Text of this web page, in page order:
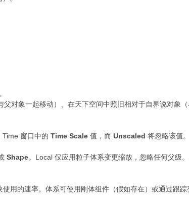
对象一起移动）、在天下空间中照旧相对于自界说对象
Time 窗口中的 Time Scale 值，而 Unscaled 将忽略该值
Shape。Local 仅应用粒子体系变更缩放，忽略任何父级
用的速率。体系可使用刚体组件（假如存在）或通过跟